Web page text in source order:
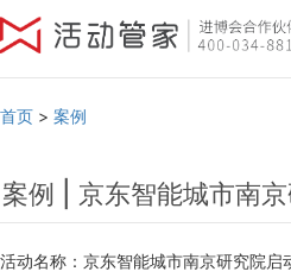
首页 > 案例
案例 | 京东智能城市南
活动名称：京东智能城市南京研究院启